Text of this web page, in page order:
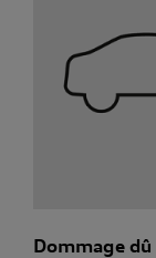
Dommage